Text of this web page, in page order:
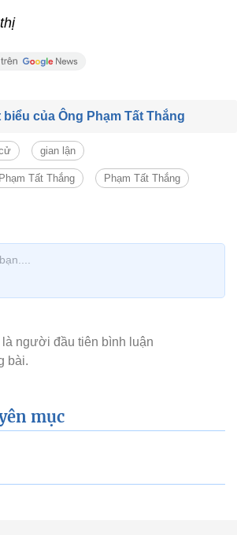
của Ông Phạm Tất Thắng
gian lận
Tất Thắng Phạm Tất Thắng
mục